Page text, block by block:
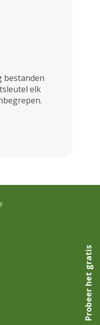
bestanden
elk
Probeer het gratis